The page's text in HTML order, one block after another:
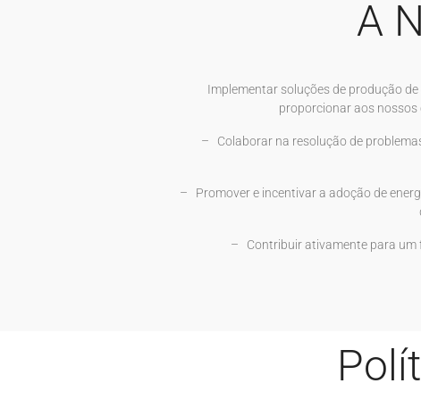
A
Implementar soluções de produção
proporcionar aos nossos
– Colaborar na resolução de
– Promover e incentivar a adoção de
– Contribuir ativamente para um